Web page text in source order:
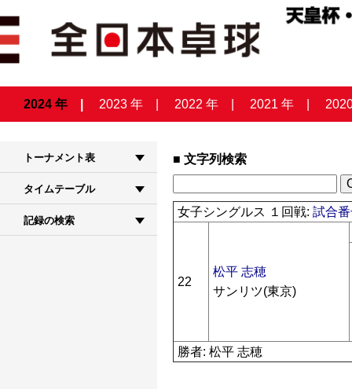
2024 年 2023 年 2022 年 2021 年
トーナメント表
タイムテーブル
記録の検索
文字列検索
女子シングルス １回戦:試合
22
松平 志穂
サンリツ(東京)
勝者: 松平 志穂